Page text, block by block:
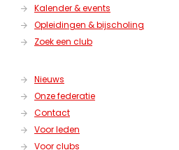
Kalender & events
Opleidingen & bijscholing
Zoek een club
Nieuws
Onze federatie
Contact
Voor leden
Voor clubs